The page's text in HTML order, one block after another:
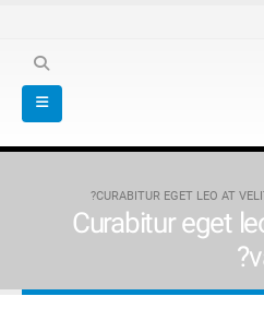
CURABITUR EGET LEO AT
Curabitur eget